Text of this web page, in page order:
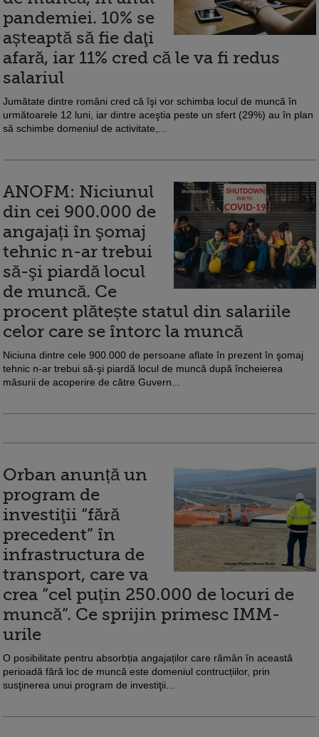
pandemiei. 10% se
așteaptă să fie daţi
afară, iar 11% cred că le va fi redus
salariul
Jumătate dintre români cred că îşi vor schimba locul de muncă în
următoarele 12 luni, iar dintre aceştia peste un sfert (29%) au în plan
să schimbe domeniul de activitate,...
ANOFM: Niciunul
din cei 900.000 de
angajați în şomaj
tehnic n-ar trebui
să-şi piardă locul
de muncă. Ce
procent plătește statul din salariile
celor care se întorc la muncă
Niciuna dintre cele 900.000 de persoane aflate în prezent în şomaj
tehnic n-ar trebui să-şi piardă locul de muncă după încheierea
măsurii de acoperire de către Guvern...
Orban anunță un
program de
investiţii “fără
precedent” în
infrastructura de
transport, care va
crea “cel puţin 250.000 de locuri de
muncă”. Ce sprijin primesc IMM-
urile
O posibilitate pentru absorbția angajaților care rămân în această
perioadă fără loc de muncă este domeniul contrucțiilor, prin
susţinerea unui program de investiţii...